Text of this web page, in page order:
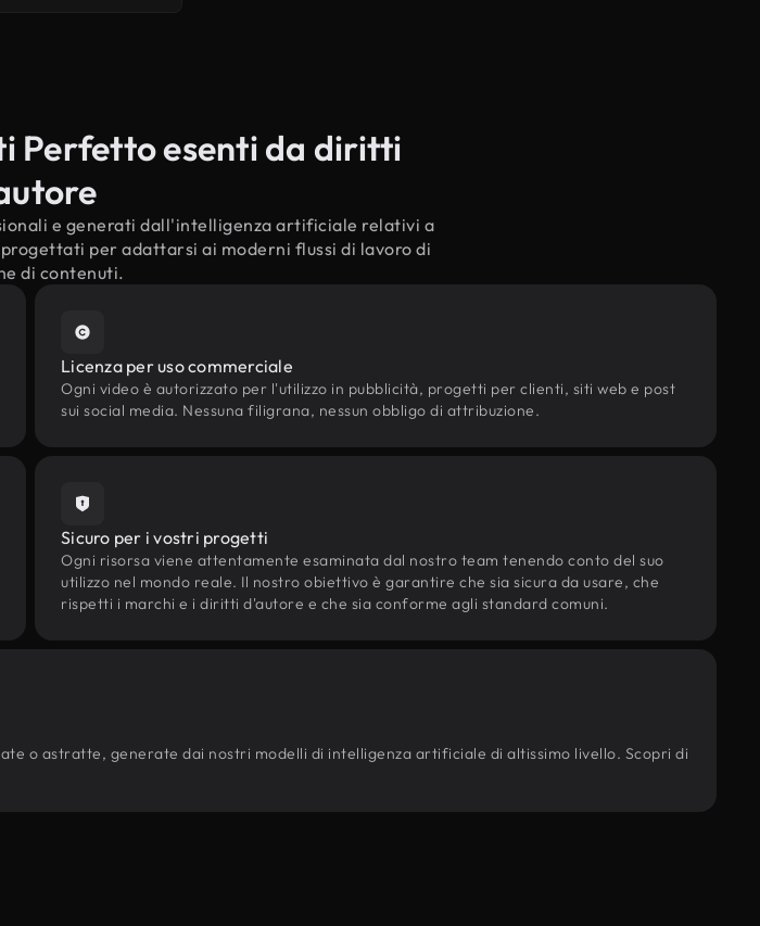
Perfetto esenti da diritti
e generati dall'intelligenza artificiale relativi a
per adattarsi ai moderni flussi di lavoro di
di contenuti.
Licenza per uso commerciale
Ogni video è autorizzato per l'utilizzo in pubblicità, progetti per clienti, siti web e post
sui social media. Nessuna filigrana, nessun obbligo di attribuzione.
Sicuro per i vostri progetti
Ogni risorsa viene attentamente esaminata dal nostro team tenendo conto del suo
utilizzo nel mondo reale. Il nostro obiettivo è garantire che sia sicura da usare, che
rispetti i marchi e i diritti d'autore e che sia conforme agli standard comuni.
o astratte, generate dai nostri modelli di intelligenza artificiale di altissimo livello. Scopri di